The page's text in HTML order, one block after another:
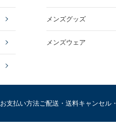
メンズグッズ
メンズウェア
お支払い方法ご配送・送料キャンセル